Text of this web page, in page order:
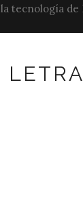
tecnología de